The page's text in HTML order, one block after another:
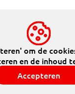
om de
en de inhoud
Accepteren